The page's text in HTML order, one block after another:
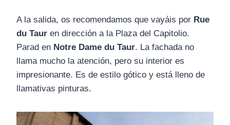
A la salida, os recomendamos que vayáis por Rue
du Taur en dirección a la Plaza del Capitolio.
Parad en Notre Dame du Taur. La fachada no
llama mucho la atención, pero su interior es
impresionante. Es de estilo gótico y está lleno de
llamativas pinturas.